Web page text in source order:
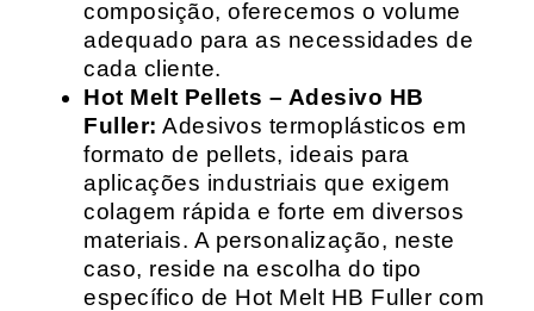
composição, oferecemos o volume
adequado para as necessidades de
cada cliente.
Hot Melt Pellets – Adesivo HB
Fuller: Adesivos termoplásticos em
formato de pellets, ideais para
aplicações industriais que exigem
colagem rápida e forte em diversos
materiais. A personalização, neste
caso, reside na escolha do tipo
específico de Hot Melt HB Fuller com